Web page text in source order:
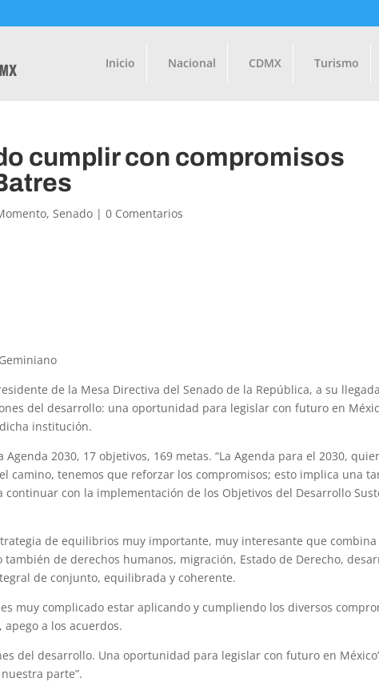
Inicio Nacional CDMX Turismo
cumplir con compromisos
,Senado |0 Comentarios
de la Mesa Directiva del Senado de la República, a su
del desarrollo: una oportunidad para legislar con futuro en
institución.
2030, 17 objetivos, 169 metas. “La Agenda para el 2030,
camino, tenemos que reforzar los compromisos; esto implica una
continuar con la implementación de los Objetivos del Desarrollo
de equilibrios muy importante, muy interesante que combina
de derechos humanos, migración, Estado de Derecho,
de conjunto, equilibrada y coherente.
muy complicado estar aplicando y cumpliendo los diversos
a los acuerdos.
del desarrollo. Una oportunidad para legislar con futuro en
parte”.